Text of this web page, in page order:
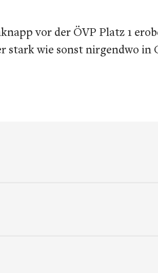
vor der ÖVP Platz 1
stark wie sonst nirgendwo